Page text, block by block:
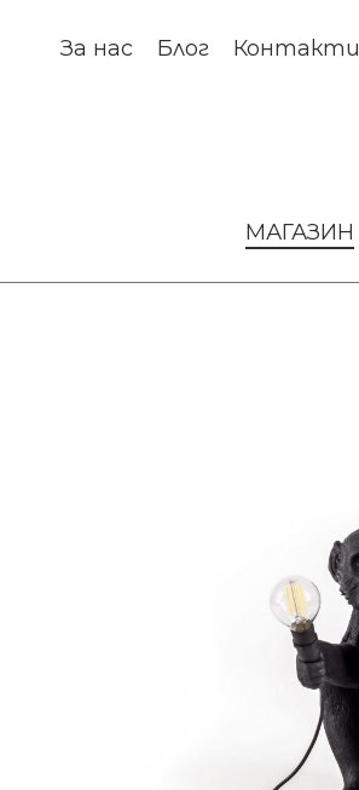
За нас Блог Контакти
МАГАЗИН